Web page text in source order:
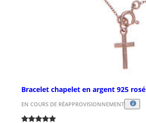
Bracelet chapelet en argent 925 rosé
EN COURS DE RÉAPPROVISIONNEMENT